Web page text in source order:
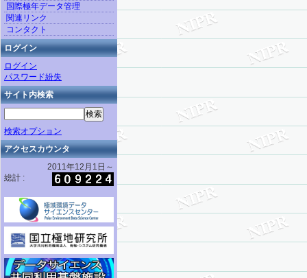
国際極年データ管理
関連リンク
コンタクト
ログイン
ログイン
パスワード紛失
サイト内検索
検索オプション
アクセスカウンタ
2011年12月1日～
総計 :